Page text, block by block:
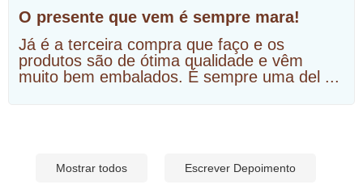
O presente que vem é sempre mara!
Já é a terceira compra que faço e os
produtos são de ótima qualidade e vêm
muito bem embalados. É sempre uma del ...
Mostrar todos Escrever Depoimento